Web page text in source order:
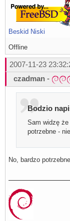
Beskid Niski
Offline
2007-11-23
czadman -
Bodzio
Sam widzę
potrzebne -
No, bardzo